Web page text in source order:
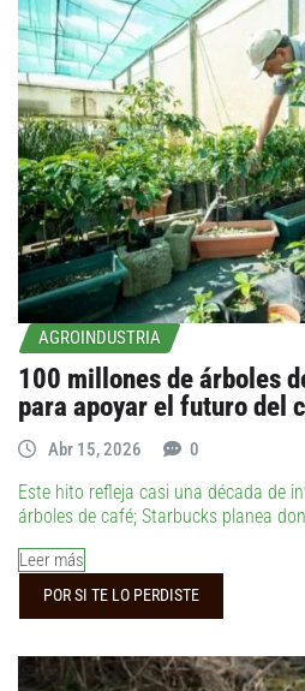
AGROINDUSTRIA
100 millones de árboles
para apoyar el futuro del
Abr 15, 2026 0
Este hito refleja casi una década de
árboles de café; Starbucks planea
Leer más
POR SI TE LO PERDISTE